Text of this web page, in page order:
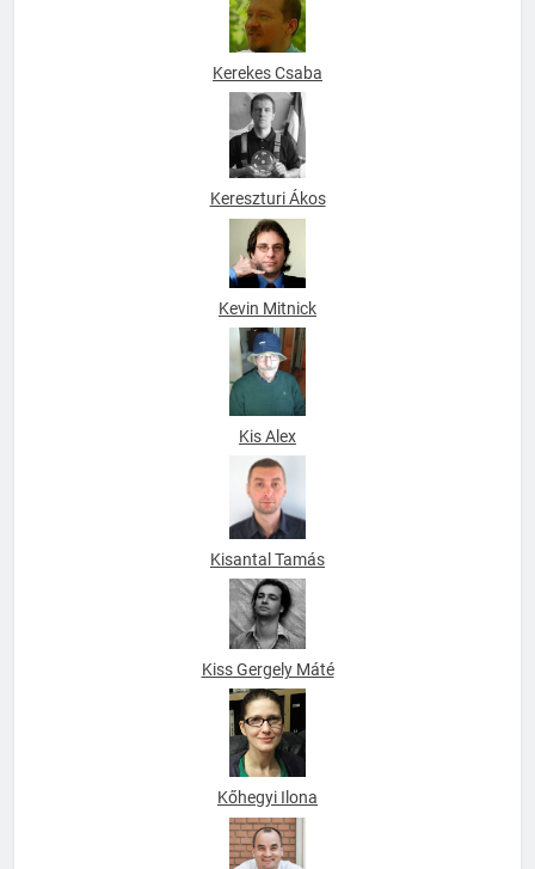
Kerekes Csaba
Kereszturi Ákos
Kevin Mitnick
Kis Alex
Kisantal Tamás
Kiss Gergely Máté
Kőhegyi Ilona